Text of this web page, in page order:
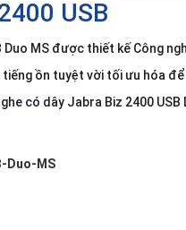
USB
Duo MS được thiết kế Công
ồn tuyệt vời tối ưu hóa
có dây Jabra Biz 2400
Duo-MS